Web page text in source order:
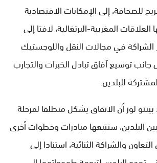
للصحافة، إلى الإمكانات الاقتصادية
العلاقات المغربية-البرتغالية، لافتا إلى
الشراكة في مجالات النقل واللوجستيك
جانب توسيع آفاق تبادل الخبرات والتجارب
للبلدين.
بينتو لوز أن الاتفاق يشكل منطلقا لمرحلة
البلدين، ستتبعها مبادرات وخطوات أخرى
والشراكة الثنائية، استنادا إلى